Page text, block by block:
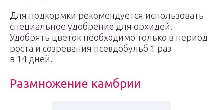
Для подкормки рекомендуется использовать
специальное удобрение для орхидей.
Удобрять цветок необходимо только в период
роста и созревания псевдобульб 1 раз
в 14 дней.
Размножение камбрии